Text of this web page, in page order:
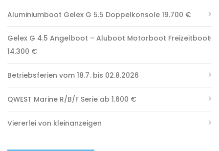
Aluminiumboot Gelex G 5.5 Doppelkonsole 19.700 €
Gelex G 4.5 Angelboot – Aluboot Motorboot Freizeitboot
14.300 €
Betriebsferien vom 18.7. bis 02.8.2026
QWEST Marine R/B/F Serie ab 1.600 €
Viererlei von kleinanzeigen